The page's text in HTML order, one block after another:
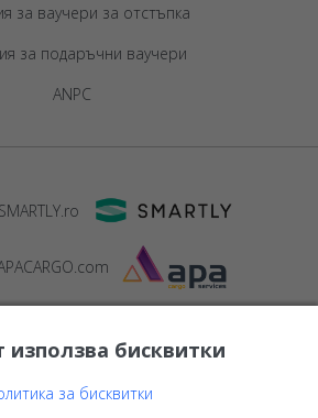
за ваучери за отстъпка
за подаръчни ваучери
ANPC
SMARTLY.ro
използва бисквитки
за бисквитки